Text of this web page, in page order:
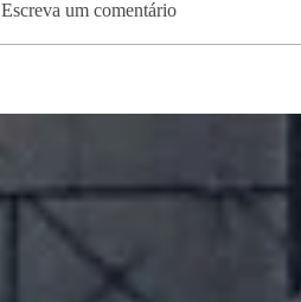
Escreva um comentário